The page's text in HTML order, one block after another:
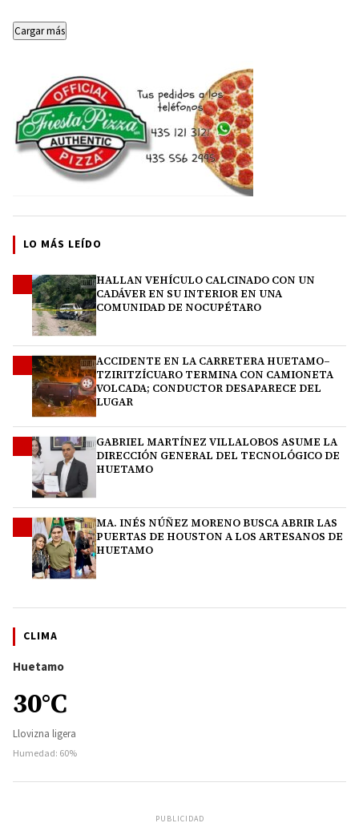
Cargar más
LO MÁS LEÍDO
HALLAN VEHÍCULO CALCINADO CON UN
CADÁVER EN SU INTERIOR EN UNA
COMUNIDAD DE NOCUPÉTARO
ACCIDENTE EN LA CARRETERA HUETAMO–
TZIRITZÍCUARO TERMINA CON CAMIONETA
VOLCADA; CONDUCTOR DESAPARECE DEL
LUGAR
GABRIEL MARTÍNEZ VILLALOBOS ASUME LA
DIRECCIÓN GENERAL DEL TECNOLÓGICO DE
HUETAMO
MA. INÉS NÚÑEZ MORENO BUSCA ABRIR LAS
PUERTAS DE HOUSTON A LOS ARTESANOS DE
HUETAMO
CLIMA
Huetamo
30°C
Llovizna ligera
Humedad: 60%
PUBLICIDAD